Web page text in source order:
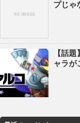
プじゃ
【話
ャラが